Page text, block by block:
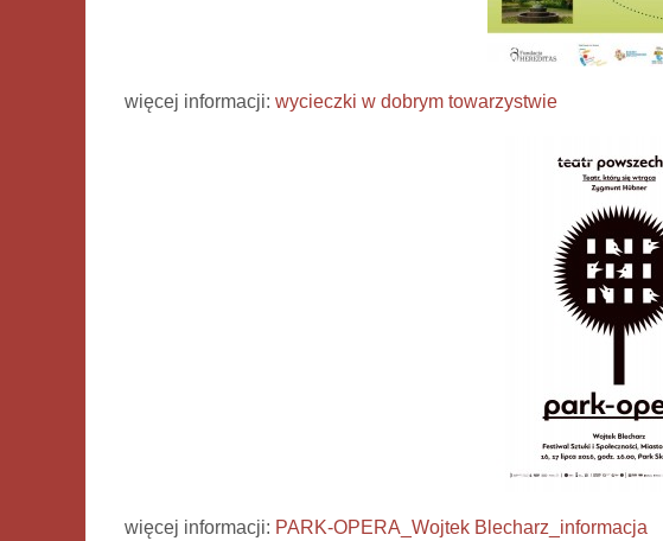
więcej informacji: wycieczki w dobrym towarzystwie
więcej informacji: PARK-OPERA_Wojtek Blecharz_informacja